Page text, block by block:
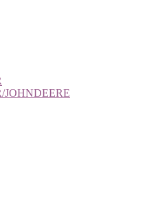
JOHNDEERE